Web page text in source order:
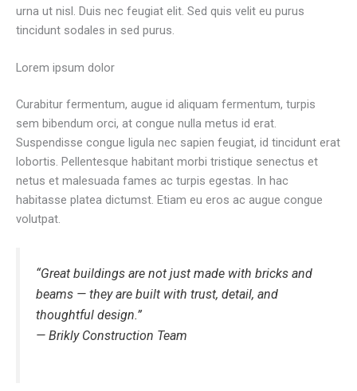
urna ut nisl. Duis nec feugiat elit. Sed quis velit eu purus
tincidunt sodales in sed purus.
Lorem ipsum dolor
Curabitur fermentum, augue id aliquam fermentum, turpis
sem bibendum orci, at congue nulla metus id erat.
Suspendisse congue ligula nec sapien feugiat, id tincidunt erat
lobortis. Pellentesque habitant morbi tristique senectus et
netus et malesuada fames ac turpis egestas. In hac
habitasse platea dictumst. Etiam eu eros ac augue congue
volutpat.
“Great buildings are not just made with bricks and
beams — they are built with trust, detail, and
thoughtful design.”
— Brikly Construction Team